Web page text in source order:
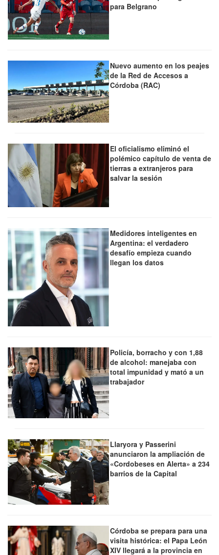
para Belgrano
Nuevo aumento en los peajes
de la Red de Accesos a
Córdoba (RAC)
El oficialismo eliminó el
polémico capítulo de venta de
tierras a extranjeros para
salvar la sesión
Medidores inteligentes en
Argentina: el verdadero
desafío empieza cuando
llegan los datos
Policía, borracho y con 1,88
de alcohol: manejaba con
total impunidad y mató a un
trabajador
Llaryora y Passerini
anunciaron la ampliación de
«Cordobeses en Alerta» a 234
barrios de la Capital
Córdoba se prepara para una
visita histórica: el Papa León
XIV llegará a la provincia en